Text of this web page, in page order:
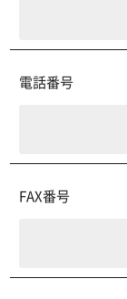
電話番号
FAX番号